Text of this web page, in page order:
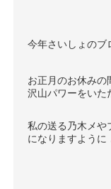
今年さいしょのブ
お正月のお休みの
沢山パワーをいた
私の送る乃木メや
になりますように